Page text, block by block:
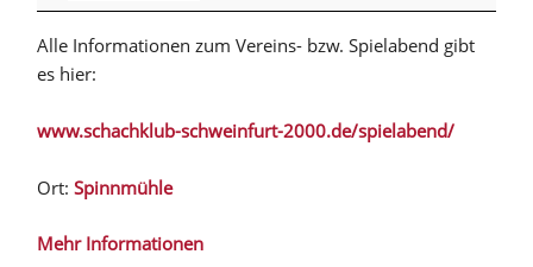
Alle Informationen zum Vereins- bzw. Spielabend gibt
es hier:
www.schachklub-schweinfurt-2000.de/spielabend/
Ort: Spinnmühle
Mehr Informationen